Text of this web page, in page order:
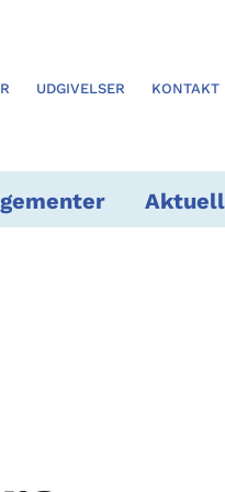
UDGIVELSER KONTAKT